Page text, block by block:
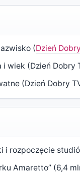
(Dzień
i wiek (Dzień Dobry
(Dzień Dobry
i rozpoczęcie
Amaretto” (6,4